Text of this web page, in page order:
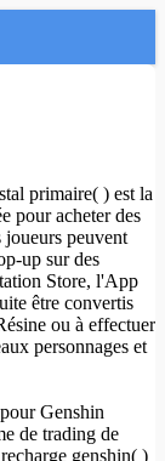
primaire( ) est la
pour acheter des
joueurs peuvent
up sur des
Store, l'App
être convertis
ou à effectuer
personnages et
Genshin
de trading de
genshin( )